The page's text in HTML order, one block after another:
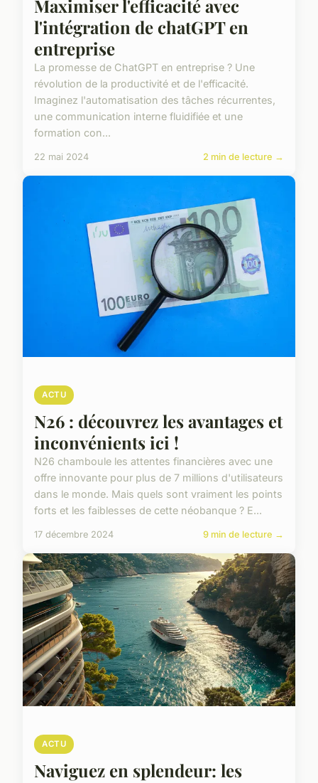
Maximiser l'efficacité avec
l'intégration de chatGPT en
entreprise
La promesse de ChatGPT en entreprise ? Une
révolution de la productivité et de l'efficacité.
Imaginez l'automatisation des tâches récurrentes,
une communication interne fluidifiée et une
formation con...
22 mai 2024 2 min de lecture →
ACTU
N26 : découvrez les avantages et
inconvénients ici !
N26 chamboule les attentes financières avec une
offre innovante pour plus de 7 millions d'utilisateurs
dans le monde. Mais quels sont vraiment les points
forts et les faiblesses de cette néobanque ? E...
17 décembre 2024 9 min de lecture →
ACTU
Naviguez en splendeur: les